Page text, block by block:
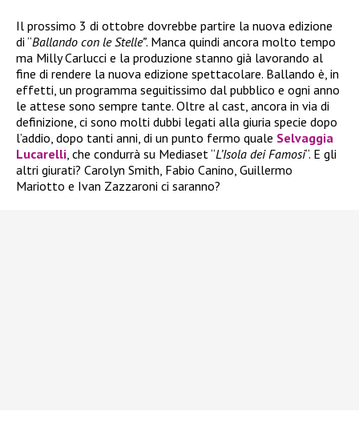
Il prossimo 3 di ottobre dovrebbe partire la nuova edizione
di “Ballando con le Stelle”. Manca quindi ancora molto tempo
ma Milly Carlucci e la produzione stanno già lavorando al
fine di rendere la nuova edizione spettacolare. Ballando è, in
effetti, un programma seguitissimo dal pubblico e ogni anno
le attese sono sempre tante. Oltre al cast, ancora in via di
definizione, ci sono molti dubbi legati alla giuria specie dopo
l’addio, dopo tanti anni, di un punto fermo quale Selvaggia
Lucarelli, che condurrà su Mediaset “L’Isola dei Famosi“. E gli
altri giurati? Carolyn Smith, Fabio Canino, Guillermo
Mariotto e Ivan Zazzaroni ci saranno?